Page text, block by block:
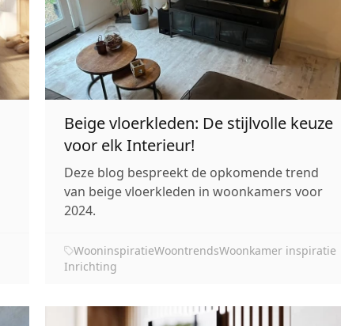
Beige vloerkleden: De stijlvolle keuze
voor elk Interieur!
Deze blog bespreekt de opkomende trend
van beige vloerkleden in woonkamers voor
2024.
WooninspiratieWoontrendsWoonkamer inspiratie
Inrichting